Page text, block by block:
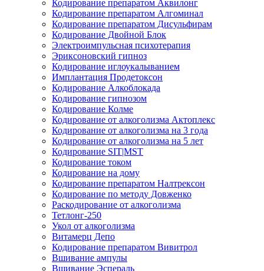
Кодирование препаратом Аквилонг
Кодирование препаратом Алгоминал
Кодирование препаратом Дисульфирам
Кодирование Двойной Блок
Электроимпульсная психотерапия
Эриксоновский гипноз
Кодирование иглоукалыванием
Имплантация Продетоксон
Кодирование Алкоблокада
Кодирование гипнозом
Кодирование Колме
Кодирование от алкоголизма Актоплекс
Кодирование от алкоголизма на 3 года
Кодирование от алкоголизма на 5 лет
Кодирование SIT|MST
Кодирование током
Кодирование на дому
Кодирование препаратом Налтрексон
Кодирование по методу Довженко
Раскодирование от алкоголизма
Тетлонг-250
Укол от алкоголизма
Витамерц Депо
Кодирование препаратом Вивитрол
Вшивание ампулы
Вшивание Эспераль